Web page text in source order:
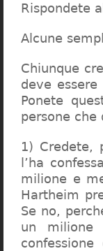
Rispondete
Alcune
Chiunque
deve
Ponete
persone
1) Credete,
l’ha
milione e
Hartheim
Se no,
un milione